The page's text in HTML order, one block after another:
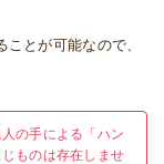
とが可能なので、
の手による「ハン
ものは存在しませ